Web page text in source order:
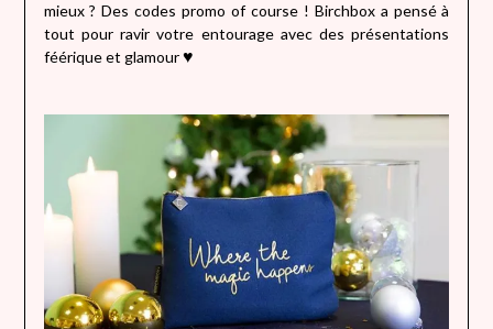
mieux ? Des codes promo of course ! Birchbox a pensé à
tout pour ravir votre entourage avec des présentations
féérique et glamour♥